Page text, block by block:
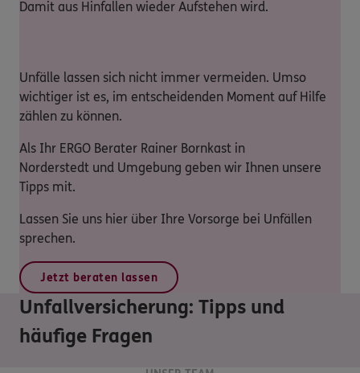
Damit aus Hinfallen wieder Aufstehen wird.
Unfälle lassen sich nicht immer vermeiden. Umso
wichtiger ist es, im entscheidenden Moment auf Hilfe
zählen zu können.
Als Ihr ERGO Berater Rainer Bornkast in
Norderstedt und Umgebung geben wir Ihnen unsere
Tipps mit.
Lassen Sie uns hier über Ihre Vorsorge bei Unfällen
sprechen.
Jetzt beraten lassen
Unfallversicherung: Tipps und
häufige Fragen